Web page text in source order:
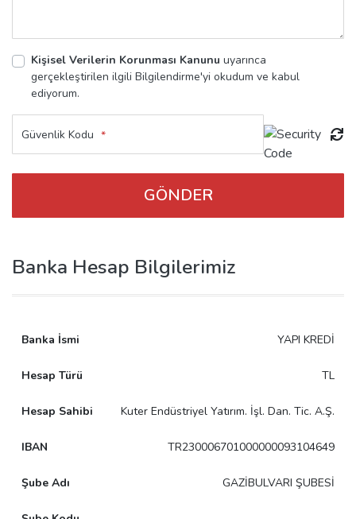
Kişisel Verilerin Korunması Kanunu uyarınca
gerçekleştirilen ilgili Bilgilendirme'yi okudum ve kabul
ediyorum.
Güvenlik Kodu *
Banka Hesap Bilgilerimiz
YAPI KREDİ
TL
Kuter Endüstriyel Yatırım. İşl. Dan. Tic. A.Ş.
TR230006701000000093104649
GAZİBULVARI ŞUBESİ